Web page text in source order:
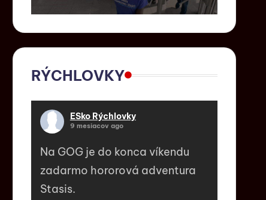
RÝCHLOVKY
ESko Rýchlovky
9 mesiacov ago
Na GOG je do konca víkendu
zadarmo hororová adventura
Stasis.